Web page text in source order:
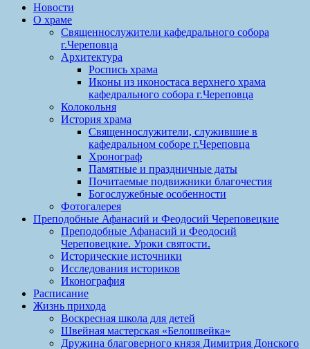
Новости
О храме
Священнослужители кафедрального собора
г.Череповца
Архитектура
Роспись храма
Иконы из иконостаса верхнего храма
кафедрального собора г.Череповца
Колокольня
История храма
Священнослужители, служившие в
кафедральном соборе г.Череповца
Хронограф
Памятные и праздничные даты
Почитаемые подвижники благочестия
Богослужебные особенности
Фотогалерея
Преподобные Афанасий и Феодосий Череповецкие
Преподобные Афанасий и Феодосий
Череповецкие. Уроки святости.
Исторические источники
Исследования историков
Иконография
Расписание
Жизнь прихода
Воскресная школа для детей
Швейная мастерская «Белошвейка»
Дружина благоверного князя Димитрия Донского